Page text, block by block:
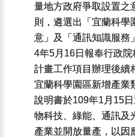
量地方政府爭取設置之
則，遴選出「宜蘭科學
意」及「通訊知識服務
4年5月16日報奉行政
計畫工作項目辦理後續
宜蘭科學園區新增產業
說明書於109年1月15
物科技、綠能、通訊及
產業並開放量產，以因